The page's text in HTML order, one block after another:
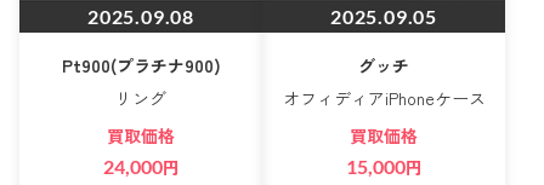
2025.09.08
Pt900(プラチナ900)
リング
買取価格
24,000円
2025.09.05
グッチ
オフィディアiPhoneケース
買取価格
15,000円